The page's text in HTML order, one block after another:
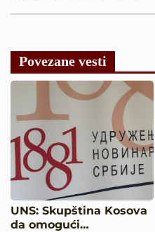
Povezane vesti
UNS: Skupština Kosova
da omogući…